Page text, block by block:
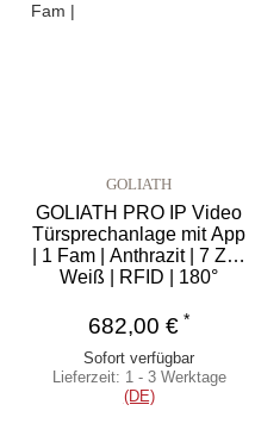
GOLIATH
GOLIATH PRO IP Video
Türsprechanlage mit App
| 1 Fam | Anthrazit | 7 Zoll
Weiß | RFID | 180°
682,00 € *
Sofort verfügbar
Lieferzeit: 1 - 3 Werktage
(DE)